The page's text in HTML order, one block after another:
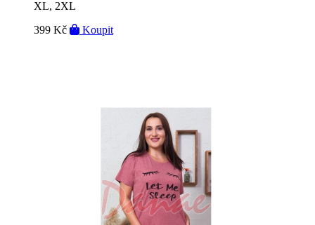
XL, 2XL
399 Kč
Koupit